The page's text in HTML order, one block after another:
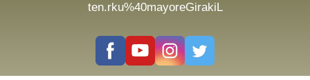
ten.rku%40mayoreGirakiL